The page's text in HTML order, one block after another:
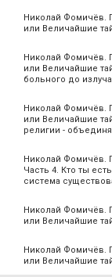
Николай
или Величайшие
Николай
или Величайшие
больного до
Николай
или Величайшие
религии -
Николай
Часть 4. Кто ты
система
Николай
или Величайшие
Николай
или Величайшие